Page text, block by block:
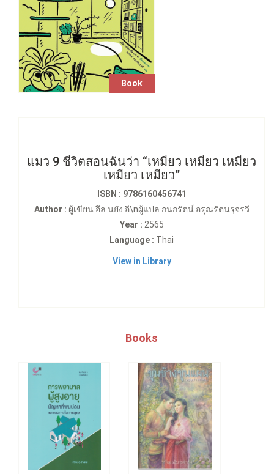
Book
แมว 9 ชีวิตสอนฉันว่า “เหมียว เหมียว เหมียว
เหมียว เหมียว”
ISBN : 9786160456741
Author : ผู้เขียน อึล นยัง อี\nผู้แปล กนกรัตน์ อรุณรัตนรุจรวี
Year : 2565
Language : Thai
View in Library
Books